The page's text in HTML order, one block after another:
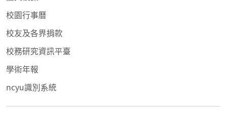
校園行事曆
校友及各界捐款
校務研究資訊平臺
學術年報
ncyu識別系統